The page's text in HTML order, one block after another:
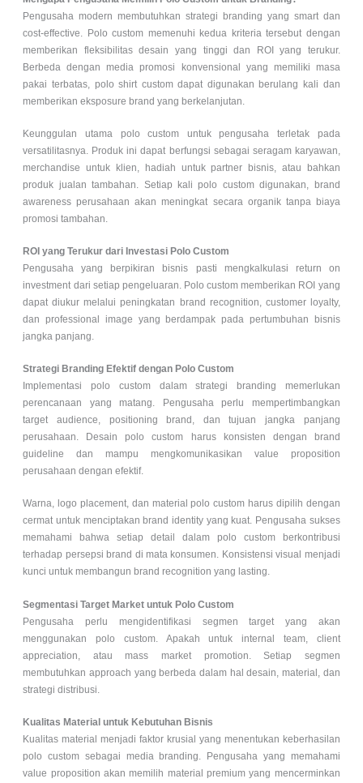
Pengusaha modern membutuhkan strategi branding yang smart dan
cost-effective. Polo custom memenuhi kedua kriteria tersebut dengan
memberikan fleksibilitas desain yang tinggi dan ROI yang terukur.
Berbeda dengan media promosi konvensional yang memiliki masa
pakai terbatas, polo shirt custom dapat digunakan berulang kali dan
memberikan eksposure brand yang berkelanjutan.
Keunggulan utama polo custom untuk pengusaha terletak pada
versatilitasnya. Produk ini dapat berfungsi sebagai seragam karyawan,
merchandise untuk klien, hadiah untuk partner bisnis, atau bahkan
produk jualan tambahan. Setiap kalipolo customdigunakan, brand
awareness perusahaan akan meningkat secara organik tanpa biaya
promosi tambahan.
ROI yang Terukur dari Investasi Polo Custom
Pengusaha yang berpikiran bisnis pasti mengkalkulasi return on
investment dari setiap pengeluaran. Polo custom memberikan ROI yang
dapat diukur melalui peningkatan brand recognition, customer loyalty,
dan professional image yang berdampak pada pertumbuhan bisnis
jangka panjang.
Strategi Branding Efektif dengan Polo Custom
Implementasipolo customdalam strategi branding memerlukan
perencanaan yang matang. Pengusaha perlu mempertimbangkan
target audience, positioning brand, dan tujuan jangka panjang
perusahaan. Desain polo custom harus konsisten dengan brand
guideline dan mampu mengkomunikasikan value proposition
perusahaan dengan efektif.
Warna, logo placement, dan material polo custom harus dipilih dengan
cermat untuk menciptakan brand identity yang kuat. Pengusaha sukses
memahami bahwa setiap detail dalam polo customberkontribusi
terhadap persepsi brand di mata konsumen. Konsistensi visual menjadi
kunci untuk membangun brand recognition yang lasting.
Segmentasi Target Market untuk Polo Custom
Pengusaha perlu mengidentifikasi segmen target yang akan
menggunakan polo custom. Apakah untuk internal team, client
appreciation, atau mass market promotion. Setiap segmen
membutuhkan approach yang berbeda dalam hal desain, material, dan
strategi distribusi.
Kualitas Material untuk Kebutuhan Bisnis
Kualitas material menjadi faktor krusial yang menentukan keberhasilan
polo custom sebagai media branding. Pengusaha yang memahami
value proposition akan memilih material premium yang mencerminkan